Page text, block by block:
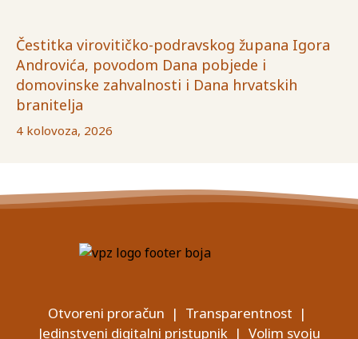
Čestitka virovitičko-podravskog župana Igora
Androvića, povodom Dana pobjede i
domovinske zahvalnosti i Dana hrvatskih
branitelja
4 kolovoza, 2026
Otvoreni proračun | Transparentnost |
Jedinstveni digitalni pristupnik | Volim svoju